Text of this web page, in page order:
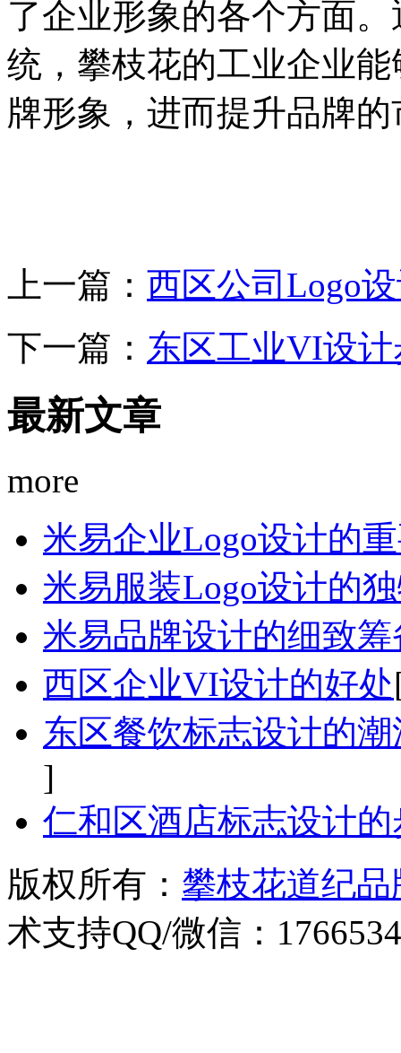
了企业形象的各个方面
统，攀枝花的工业企业
牌形象，进而提升品牌
上一篇： 西区公司Logo
下一篇： 东区工业VI设
最新文章
more
米易企业Logo设计的
米易服装Logo设计的
米易品牌设计的细致
西区企业VI设计的好处
东区餐饮标志设计的
]
仁和区酒店标志设计
版权所有： 攀枝花道纪
术支持QQ/微信：